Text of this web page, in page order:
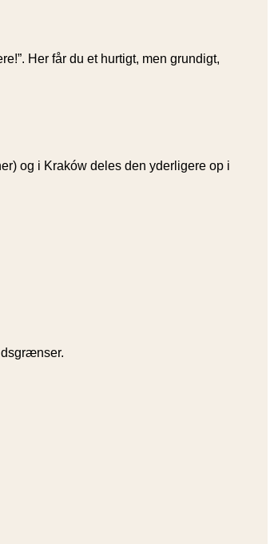
Her får du et hurtigt, men grundigt,
og i Kraków deles den yderligere op i